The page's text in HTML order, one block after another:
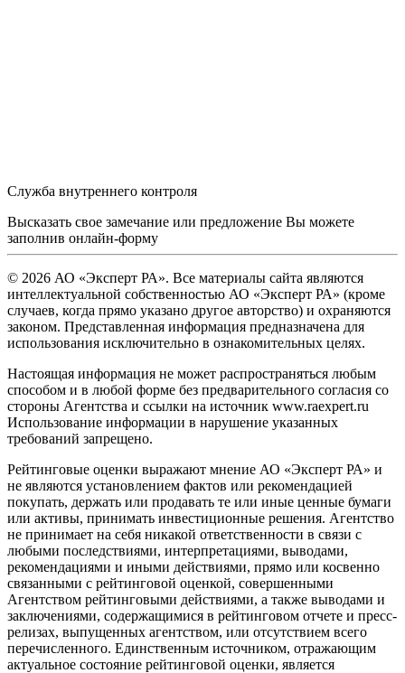
Служба внутреннего контроля
Высказать свое замечание или предложение Вы можете
заполнив онлайн-форму
© 2026 АО «Эксперт РА». Все материалы сайта являются
интеллектуальной собственностью АО «Эксперт РА» (кроме
случаев, когда прямо указано другое авторство) и охраняются
законом. Представленная информация предназначена для
использования исключительно в ознакомительных целях.
Настоящая информация не может распространяться любым
способом и в любой форме без предварительного согласия со
стороны Агентства и ссылки на источник www.raexpert.ru
Использование информации в нарушение указанных
требований запрещено.
Рейтинговые оценки выражают мнение АО «Эксперт РА» и
не являются установлением фактов или рекомендацией
покупать, держать или продавать те или иные ценные бумаги
или активы, принимать инвестиционные решения. Агентство
не принимает на себя никакой ответственности в связи с
любыми последствиями, интерпретациями, выводами,
рекомендациями и иными действиями, прямо или косвенно
связанными с рейтинговой оценкой, совершенными
Агентством рейтинговыми действиями, а также выводами и
заключениями, содержащимися в рейтинговом отчете и пресс-
релизах, выпущенных агентством, или отсутствием всего
перечисленного. Единственным источником, отражающим
актуальное состояние рейтинговой оценки, является